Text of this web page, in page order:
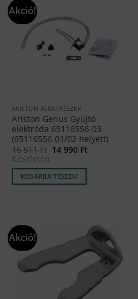
Akció!
ARISTON ALKATRÉSZEK
Ariston Genus Gyújtó
elektróda 65116556-03
(65116556-01/02 helyett)
16 511Ft Original
16
511 Ft.
14 990 FtCurrent
Készleten
KOSÁRBA TESZEM
Akció!